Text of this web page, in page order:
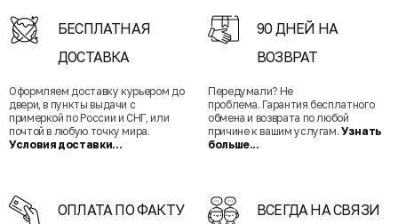
БЕСПЛАТНАЯ
ДОСТАВКА
Оформляем доставку курьером до
двери, в пункты выдачи с
примеркой по России и СНГ, или
почтой в любую точку мира.
Условия доставки...
90 ДНЕЙ НА
ВОЗВРАТ
Передумали? Не
проблема. Гарантия бесплатного
обмена и возврата по любой
причине к вашим услугам. Узнать
больше...
ОПЛАТА ПО ФАКТУ ВСЕГДА НА СВЯЗИ